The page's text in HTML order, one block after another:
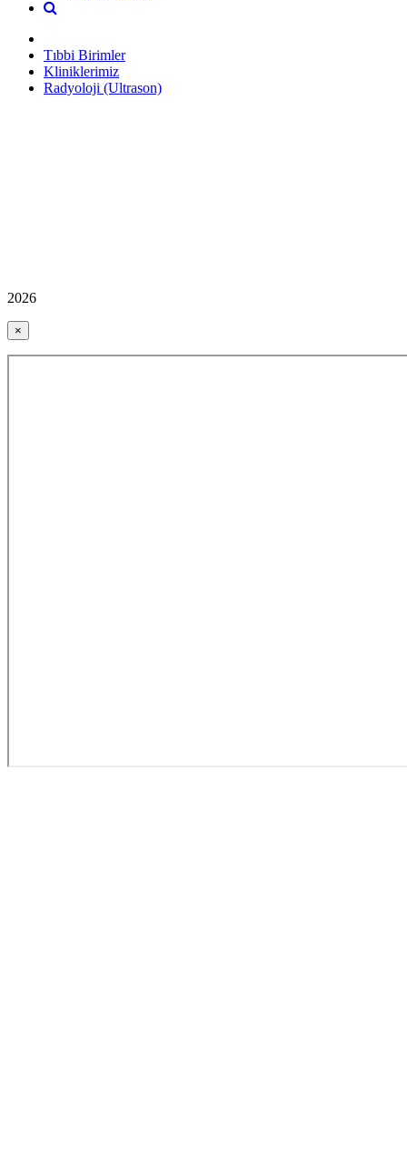
Tıbbi Birimler
Kliniklerimiz
Radyoloji (Ultrason)
2026
×